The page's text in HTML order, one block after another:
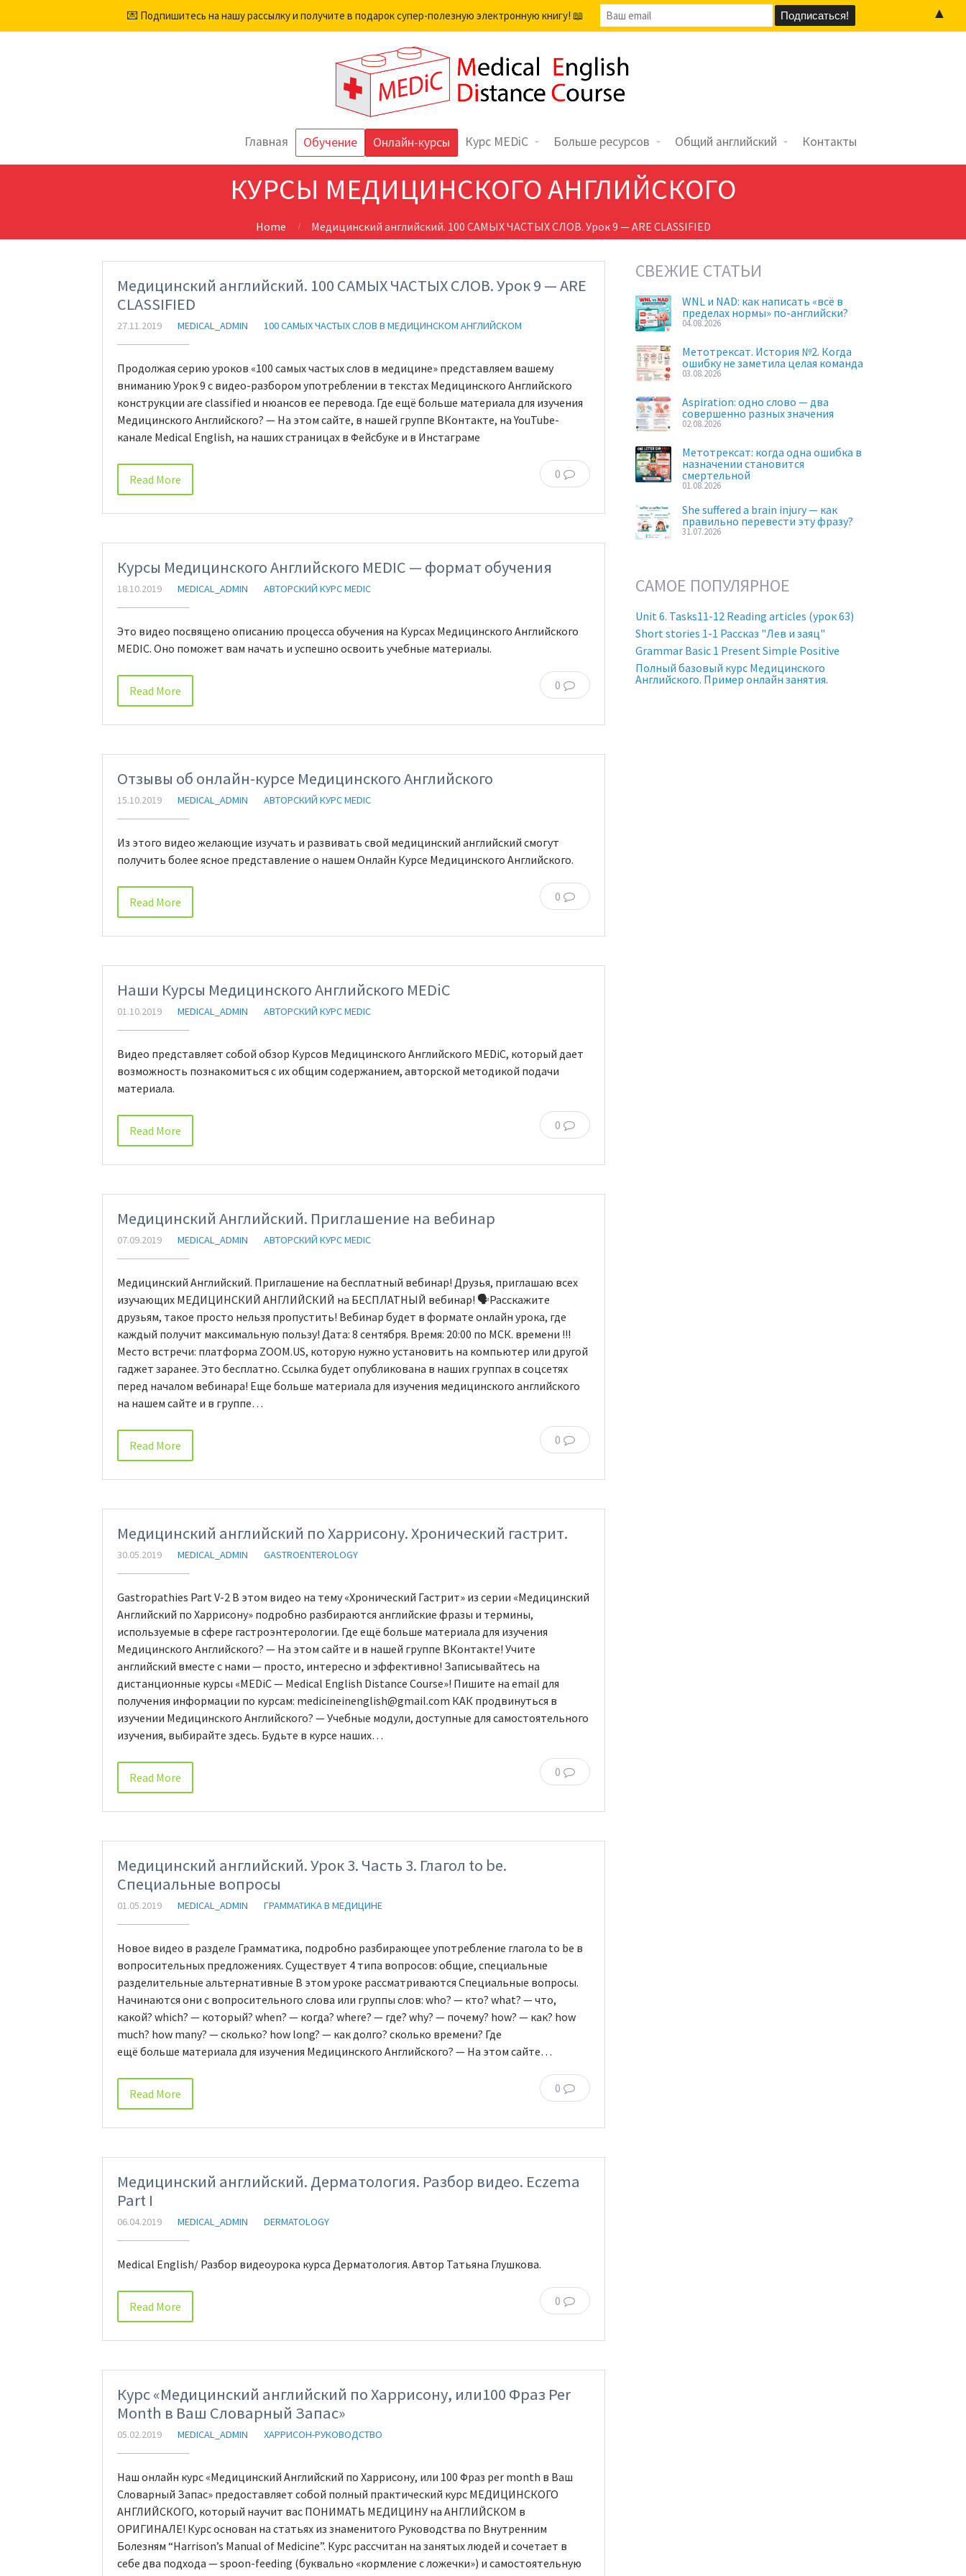
Главная Обучение Онлайн-курсы Курс MEDiC Больше ресурсов Общий английский Контакты
КУРСЫ МЕДИЦИНСКОГО АНГЛИЙСКОГО
Home Медицинский английский. 100 САМЫХ ЧАСТЫХ СЛОВ. Урок 9 — ARE CLASSIFIED
Медицинский английский. 100 САМЫХ ЧАСТЫХ СЛОВ. Урок 9 — ARE
CLASSIFIED
27.11.2019 MEDICAL_ADMIN 100 САМЫХ ЧАСТЫХ СЛОВ В МЕДИЦИНСКОМ АНГЛИЙСКОМ
Продолжая серию уроков «100 самых частых слов в медицине» представляем вашему
вниманию Урок 9 с видео-разбором употреблении в текстах Медицинского Английского
конструкции are classified и нюансов ее перевода. Где ещё больше материала для изучения
Медицинского Английского? — На этом сайте, в нашей группе ВКонтакте, на YouTube-
канале Medical English, на наших страницах в Фейсбуке и в Инстаграме
0
Read More
Курсы Медицинского Английского MEDIC — формат обучения
18.10.2019 MEDICAL_ADMIN АВТОРСКИЙ КУРС MEDIC
Это видео посвящено описанию процесса обучения на Курсах Медицинского Английского
MEDIC. Оно поможет вам начать и успешно освоить учебные материалы.
0
Read More
Отзывы об онлайн-курсе Медицинского Английского
15.10.2019 MEDICAL_ADMIN АВТОРСКИЙ КУРС MEDIC
Из этого видео желающие изучать и развивать свой медицинский английский смогут
получить более ясное представление о нашем Онлайн Курсе Медицинского Английского.
0
Read More
Наши Курсы Медицинского Английского MEDiC
01.10.2019 MEDICAL_ADMIN АВТОРСКИЙ КУРС MEDIC
Видео представляет собой обзор Курсов Медицинского Английского MEDiC, который дает
возможность познакомиться с их общим содержанием, авторской методикой подачи
материала.
0
Read More
Медицинский Английский. Приглашение на вебинар
07.09.2019 MEDICAL_ADMIN АВТОРСКИЙ КУРС MEDIC
Медицинский Английский. Приглашение на бесплатный вебинар! Друзья, приглашаю всех
изучающих МЕДИЦИНСКИЙ АНГЛИЙСКИЙ на БЕСПЛАТНЫЙ вебинар! 🗣Расскажите
друзьям, такое просто нельзя пропустить! Вебинар будет в формате онлайн урока, где
каждый получит максимальную пользу! Дата: 8 сентября. Время: 20:00 по МСК. времени !!!
Место встречи: платформа ZOOM.US, которую нужно установить на компьютер или другой
гаджет заранее. Это бесплатно. Ссылка будет опубликована в наших группах в соцсетях
перед началом вебинара! Еще больше материала для изучения медицинского английского
на нашем сайте и в группе…
0
Read More
Медицинский английский по Харрисону. Хронический гастрит.
30.05.2019 MEDICAL_ADMIN GASTROENTEROLOGY
Gastropathies Part V-2 В этом видео на тему «Хронический Гастрит» из серии «Медицинский
Английский по Харрисону» подробно разбираются английские фразы и термины,
используемые в сфере гастроэнтерологии. Где ещё больше материала для изучения
Медицинского Английского? — На этом сайте и в нашей группе ВКонтакте! Учите
английский вместе с нами — просто, интересно и эффективно! Записывайтесь на
дистанционные курсы «MEDiC — Medical English Distance Course»! Пишите на email для
получения информации по курсам: medicineinenglish@gmail.com КАК продвинуться в
изучении Медицинского Английского? — Учебные модули, доступные для самостоятельного
изучения, выбирайте здесь. Будьте в курсе наших…
0
Read More
Медицинский английский. Урок 3. Часть 3. Глагол to be.
Специальные вопросы
01.05.2019 MEDICAL_ADMIN ГРАММАТИКА В МЕДИЦИНЕ
Новое видео в разделе Грамматика, подробно разбирающее употребление глагола to be в
вопросительных предложениях. Существует 4 типа вопросов: общие, специальные
разделительные альтернативные В этом уроке рассматриваются Специальные вопросы.
Начинаются они с вопросительного слова или группы слов: who? — кто? what? — что,
какой? which? — который? when? — когда? where? — где? why? — почему? how? — как? how
much? how many? — сколько? how long? — как долго? сколько времени? Где
ещё больше материала для изучения Медицинского Английского? — На этом сайте…
0
Read More
Медицинский английский. Дерматология. Разбор видео. Eczema
Part I
06.04.2019 MEDICAL_ADMIN DERMATOLOGY
Medical English/ Разбор видеоурока курса Дерматология. Автор Татьяна Глушкова.
0
Read More
Курс «Медицинский английский по Харрисону, или100 Фраз Per
Month в Ваш Словарный Запас»
05.02.2019 MEDICAL_ADMIN ХАРРИСОН-РУКОВОДСТВО
Наш онлайн курс «Медицинский Английский по Харрисону, или 100 Фраз per month в Ваш
Словарный Запас» предоставляет собой полный практический курс МЕДИЦИНСКОГО
АНГЛИЙСКОГО, который научит вас ПОНИМАТЬ МЕДИЦИНУ на АНГЛИЙСКОМ в
ОРИГИНАЛЕ! Курс основан на статьях из знаменитого Руководства по Внутренним
Болезням “Harrison’s Manual of Medicine”. Курс рассчитан на занятых людей и сочетает в
себе два подхода — spoon-feeding (буквально «кормление с ложечки») и самостоятельную
СВЕЖИЕ СТАТЬИ
WNL и NAD: как написать «всё в
пределах нормы» по-английски?
04.08.2026
Метотрексат. История №2. Когда
ошибку не заметила целая команда
03.08.2026
Aspiration: одно слово — два
совершенно разных значения
02.08.2026
Метотрексат: когда одна ошибка в
назначении становится
смертельной
01.08.2026
She suffered a brain injury — как
правильно перевести эту фразу?
31.07.2026
САМОЕ ПОПУЛЯРНОЕ
Unit 6. Tasks11-12 Reading articles (урок 63)
Short stories 1-1 Рассказ "Лев и заяц"
Grammar Basic 1 Present Simple Positive
Полный базовый курс Медицинского
Английского. Пример онлайн занятия.
💌 Подпишитесь на нашу рассылку и получите в подарок супер-полезную электронную книгу! 📖 ▲